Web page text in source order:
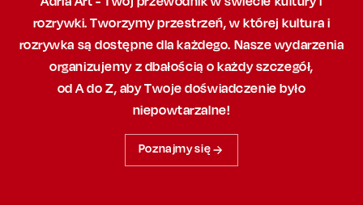
rozrywki. Tworzymy przestrzeń,w której kultura i
rozrywka są dostępne dla każdego. Nasze wydarzenia
organizujemy z dbałością o każdy szczegół,
od A do Z, abyTwoje doświadczenie było
niepowtarzalne!
Poznajmy się